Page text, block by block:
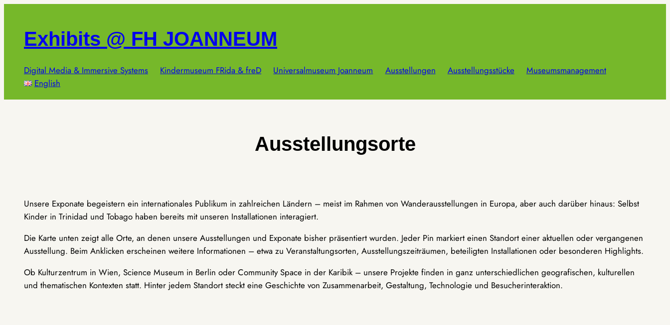
springenExhibits @ FH JOANNEUM
Digital Media & Immersive Systems Kindermuseum FRida & freD Universalmuseum Joanneum Ausstellungen Ausstellungsstücke
Museumsmanagement
English
Ausstellungsorte
Unsere Exponate begeistern ein internationales Publikum in zahlreichen Ländern – meist im Rahmen von Wanderausstellungen in Europa, aber auch darüber hinaus: Selbst
Kinder in Trinidad und Tobago haben bereits mit unseren Installationen interagiert.
Die Karte unten zeigt alle Orte, an denen unsere Ausstellungen und Exponate bisher präsentiert wurden. Jeder Pin markiert einen Standort einer aktuellen oder vergangenen
Ausstellung. Beim Anklicken erscheinen weitere Informationen – etwa zu Veranstaltungsorten, Ausstellungszeiträumen, beteiligten Installationen oder besonderen Highlights.
Ob Kulturzentrum in Wien, Science Museum in Berlin oder Community Space in der Karibik – unsere Projekte finden in ganz unterschiedlichen geografischen, kulturellen
und thematischen Kontexten statt. Hinter jedem Standort steckt eine Geschichte von Zusammenarbeit, Gestaltung, Technologie und Besucherinteraktion.